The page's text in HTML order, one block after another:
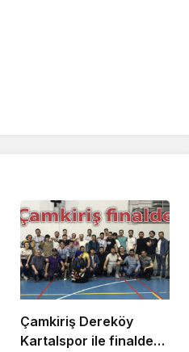
Çamkiriş Dereköy
Kartalspor ile finalde